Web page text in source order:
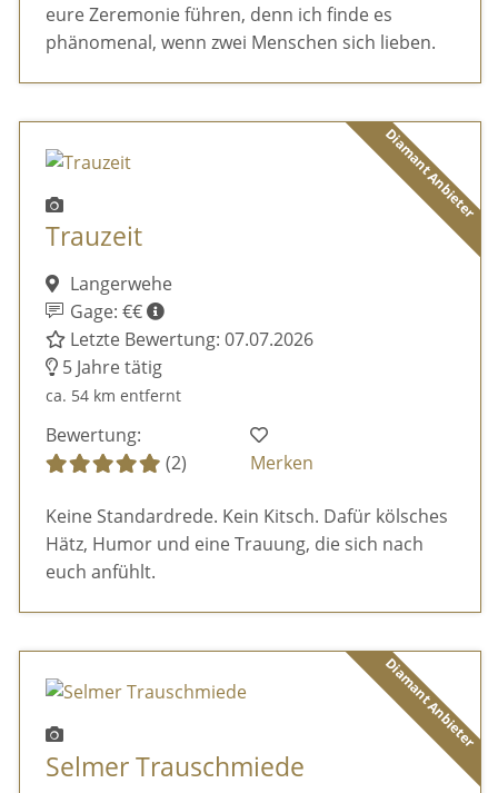
eure Zeremonie führen, denn ich finde es
phänomenal, wenn zwei Menschen sich lieben.
Diamant Anbieter
Trauzeit
Langerwehe
Gage: €€
Letzte Bewertung: 07.07.2026
5 Jahre tätig
ca. 54 km entfernt
Bewertung:
(2)
Merken
Keine Standardrede. Kein Kitsch. Dafür kölsches
Hätz, Humor und eine Trauung, die sich nach
euch anfühlt.
Diamant Anbieter
Selmer Trauschmiede